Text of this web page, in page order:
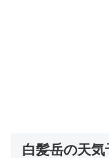
白髪岳の天気